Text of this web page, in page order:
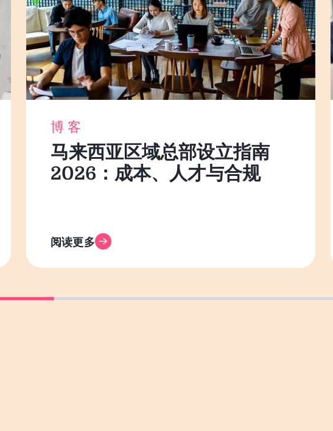
博客
马来西亚区域总部设立指南
2026：成本、人才与合规
阅读更多